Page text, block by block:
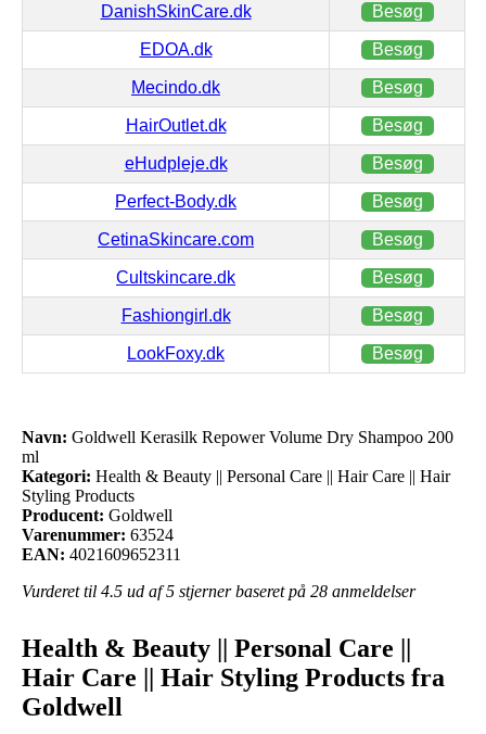
DanishSkinCare.dk Besøg
EDOA.dk Besøg
Mecindo.dk Besøg
HairOutlet.dk Besøg
eHudpleje.dk Besøg
Perfect-Body.dk Besøg
CetinaSkincare.com Besøg
Cultskincare.dk Besøg
Fashiongirl.dk Besøg
LookFoxy.dk Besøg
Navn: Goldwell Kerasilk Repower Volume Dry Shampoo 200
ml
Kategori: Health & Beauty || Personal Care || Hair Care || Hair
Styling Products
Producent: Goldwell
Varenummer: 63524
EAN: 4021609652311
Vurderet til 4.5 ud af 5 stjerner baseret på 28 anmeldelser
Health & Beauty || Personal Care ||
Hair Care || Hair Styling Products fra
Goldwell